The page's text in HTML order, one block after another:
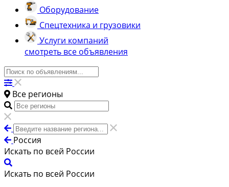
Оборудование
Спецтехника и грузовики
Услуги компаний
смотреть все объявления
Все регионы
Россия
Искать по всей России
Искать по всей России